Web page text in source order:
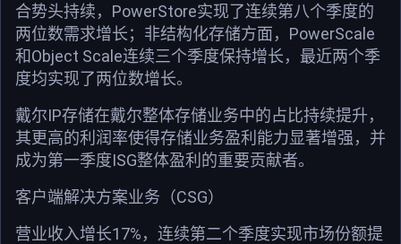
合势头持续，PowerStore实现了连续第八个季度的
两位数需求增长；非结构化存储方面，PowerScale
和Object Scale连续三个季度保持增长，最近两个季
度均实现了两位数增长。
戴尔IP存储在戴尔整体存储业务中的占比持续提升，
其更高的利润率使得存储业务盈利能力显著增强，并
成为第一季度ISG整体盈利的重要贡献者。
客户端解决方案业务（CSG）
营业收入增长17%，连续第二个季度实现市场份额提